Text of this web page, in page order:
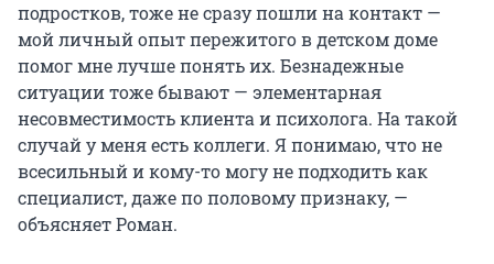
подростков, тоже не сразу пошли на контакт —
мой личный опыт пережитого в детском доме
помог мне лучше понять их. Безнадежные
ситуации тоже бывают — элементарная
несовместимость клиента и психолога. На такой
случай у меня есть коллеги. Я понимаю, что не
всесильный и кому-то могу не подходить как
специалист, даже по половому признаку, —
объясняет Роман.